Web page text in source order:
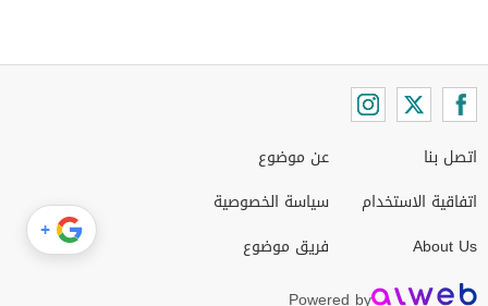
اتصل بنا
اتفاقية الاستخدام
About Us
عن موضوع
سياسة الخصوصية
فريق موضوع
+